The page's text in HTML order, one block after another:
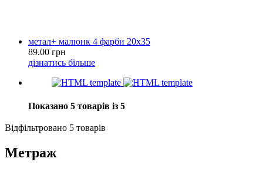
метал+ малюнк 4 фарби 20x35
89.00 грн
дізнатись більше
Показано 5 товарів із 5
Відфільтровано 5 товарів
Метраж